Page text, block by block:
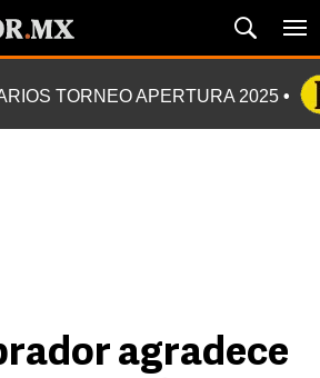
TORNEO APERTURA 2025
agradece